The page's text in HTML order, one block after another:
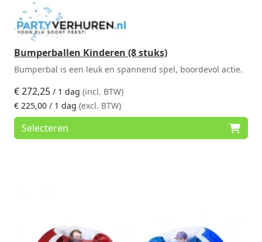
Bumperballen Kinderen (8 stuks)
Bumperbal is een leuk en spannend spel, boordevol actie.
€272,25 / 1 dag (incl. BTW)
€ 225,00 / 1 dag (excl. BTW)
Selecteren